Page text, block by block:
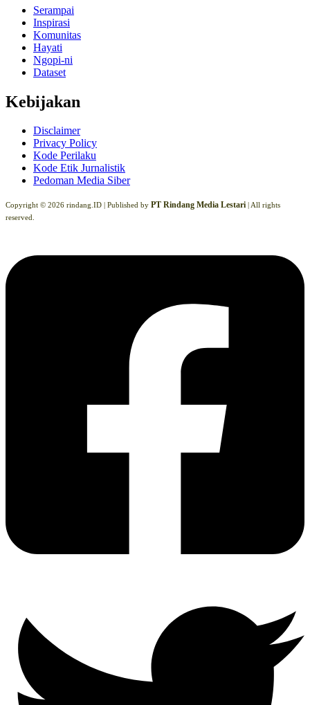
Serampai
Inspirasi
Komunitas
Hayati
Ngopi-ni
Dataset
Kebijakan
Disclaimer
Privacy Policy
Kode Perilaku
Kode Etik Jurnalistik
Pedoman Media Siber
Copyright © 2026 rindang.ID | Published by PT Rindang Media Lestari | All rights
reserved.